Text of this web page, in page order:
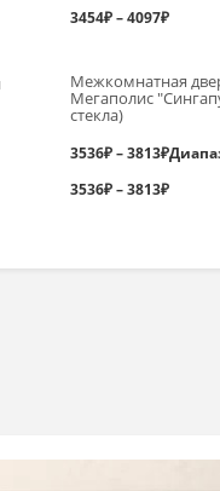
3454₽ – 4097₽
Межкомнатная
Мегаполис
стекла)
3536₽–3813₽
3536₽ – 3813₽